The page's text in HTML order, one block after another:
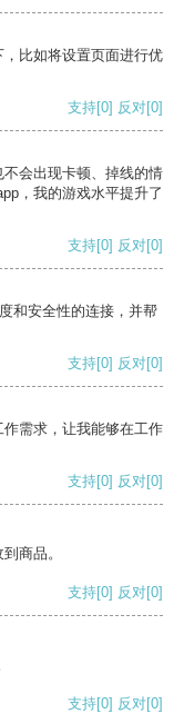
比如将设置页面进行优
支持[0] 反对[0]
会出现卡顿、掉线的情
，我的游戏水平提升了
支持[0] 反对[0]
和安全性的连接，并帮
支持[0] 反对[0]
需求，让我能够在工作
支持[0] 反对[0]
商品。
支持[0] 反对[0]
支持[0] 反对[0]